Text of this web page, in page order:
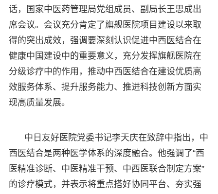
话，国家中医药管理局党组成员、副局长王思成出
席会议。会议充分肯定了旗舰医院项目建设以来取
得的突出成效，强调要深刻认识促进中西医结合在
健康中国建设中的重要意义，充分发挥旗舰医院在
分级诊疗中的作用，推动中西医结合在建设优质高
效服务体系、提升服务能力、推进科技创新方面实
现高质量发展。
中日友好医院党委书记李天庆在致辞中指出，中
西医结合是两种医学体系的深度融合。他强调了“西
医精准诊断、中医精准干预、中西医联合制定方案”
的诊疗模式，并表示将重点搭好协同平台、夯实强